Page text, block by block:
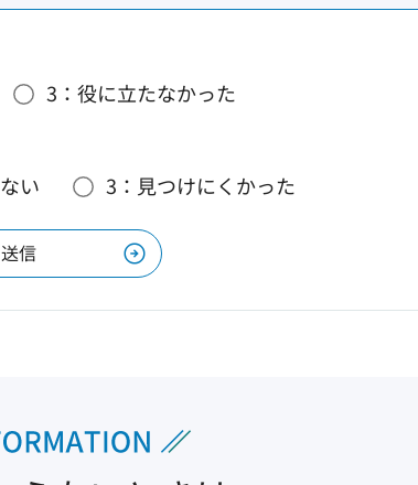
3：役に立たなかった
い 3：見つけにくかった